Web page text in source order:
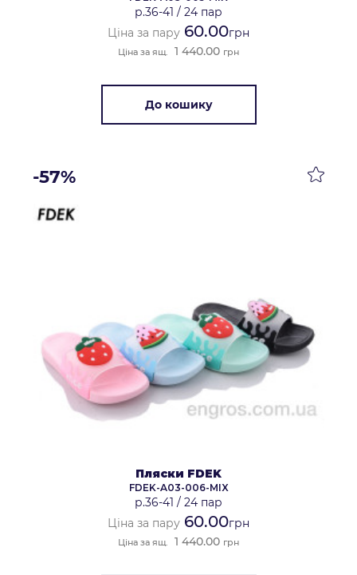
р.36-41 / 24 пар
Ціна за пару 60.00грн
Ціна за ящ. 1 440.00 грн
До кошику
-57%
Пляски FDEK
FDEK-A03-006-MIX
р.36-41 / 24 пар
Ціна за пару 60.00грн
Ціна за ящ. 1 440.00 грн